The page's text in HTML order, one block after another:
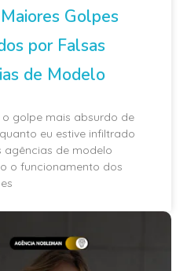
Golpes
por Falsas
de Modelo
o golpe mais absurdo de
eu estive infiltrado
agências de modelo
o funcionamento dos